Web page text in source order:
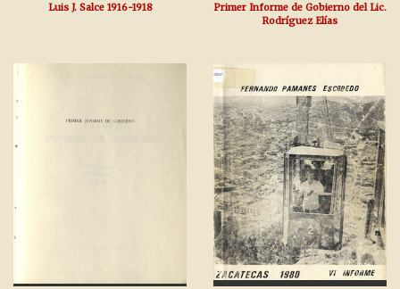
Luis J. Salce 1916-1918
Primer Informe de Gobierno del Lic.
Rodríguez Elías